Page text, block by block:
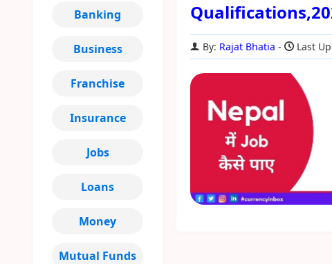
By: Rajat Bhatia Last
Banking
Business
Franchise
Insurance
Jobs
Loans
Money
Mutual Funds